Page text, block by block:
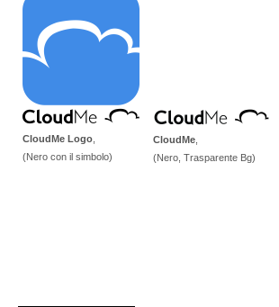
CloudMe Logo
(Nero con il simbolo)
CloudMe
(Nero, Trasparente Bg)